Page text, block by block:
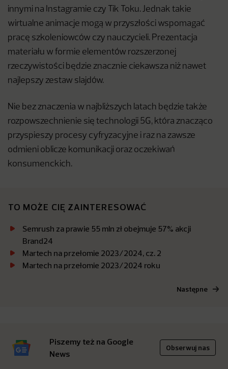
innymi na Instagramie czy Tik Toku. Jednak takie
wirtualne animacje mogą w przyszłości wspomagać
pracę szkoleniowców czy nauczycieli. Prezentacja
materiału w formie elementów rozszerzonej
rzeczywistości będzie znacznie ciekawsza niż nawet
najlepszy zestaw slajdów.
Nie bez znaczenia w najbliższych latach będzie także
rozpowszechnienie się technologii 5G, która znacząco
przyspieszy procesy cyfryzacyjne i raz na zawsze
odmieni oblicze komunikacji oraz oczekiwań
konsumenckich.
TO MOŻE CIĘ ZAINTERESOWAĆ
Semrush za prawie 55 mln zł obejmuje 57% akcji
Brand24
Martech na przełomie 2023/2024, cz. 2
Martech na przełomie 2023/2024 roku
Następne
Piszemy też na Google
News
Obserwuj nas